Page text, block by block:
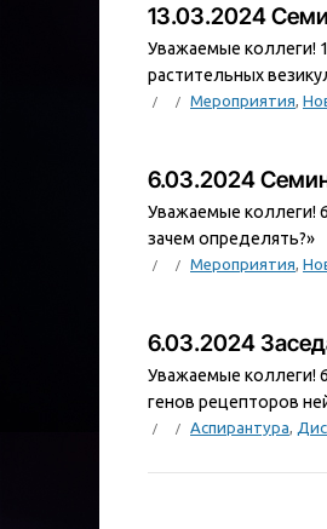
13.03.2024
Уважаемые коллеги!
растительных
Мероприятия
6.03.2024
Уважаемые коллеги!
зачем определять?»
Мероприятия
6.03.2024
Уважаемые коллеги!
генов рецепторов
Аспирантура